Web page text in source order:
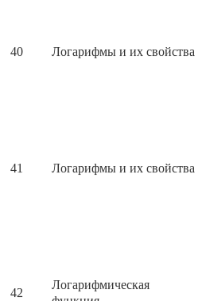
40 Логарифмы и их свойства
41 Логарифмы и их свойства
42
Логарифмическая